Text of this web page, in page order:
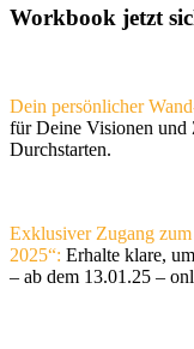
Workbook jetzt
Dein persönlicher
für Deine Visionen und
Durchstarten.
Exklusiver Zugang
2025“: Erhalte klare,
– ab dem 13.01.25 –